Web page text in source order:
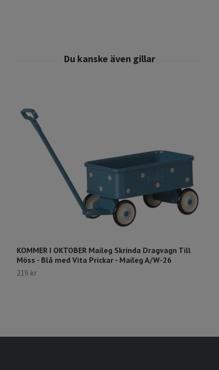
KOMMER I OKTOBER Maileg Skrinda Dragvagn Till
Möss - Blå med Vita Prickar - Maileg A/W-26
219 kr